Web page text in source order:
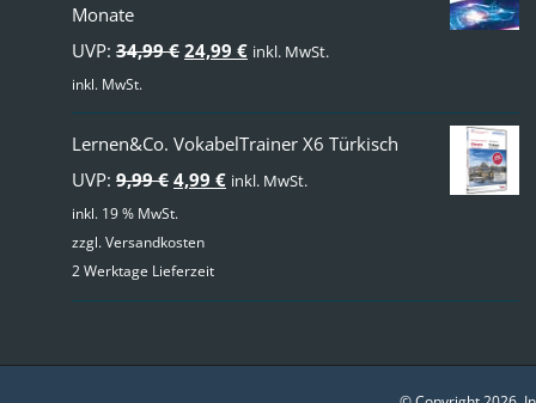
Monate
UVP: 34,99€ Ursprünglicher
war:
34,99 €
24,99 €Aktueller
ist:
24,99 €.
inkl. MwSt.
inkl. MwSt.
Lernen&Co. VokabelTrainer X6 Türkisch
UVP: 9,99€ Ursprünglicher
Preis
war:
4,99 €Aktueller
inkl. MwSt.
inkl. 19 % MwSt.
zzgl.Versandkosten
2 Werktage Lieferzeit